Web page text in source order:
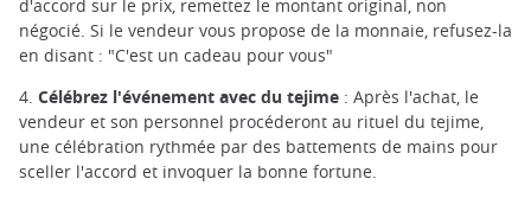
d'accord sur le prix, remettez le montant original, non
négocié. Si le vendeur vous propose de la monnaie, refusez-la
en disant : "C'est un cadeau pour vous"
4. Célébrez l'événement avec du tejime : Après l'achat, le
vendeur et son personnel procéderont au rituel du tejime,
une célébration rythmée par des battements de mains pour
sceller l'accord et invoquer la bonne fortune.